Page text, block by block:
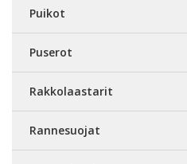
Puikot
Puserot
Rakkolaastarit
Rannesuojat